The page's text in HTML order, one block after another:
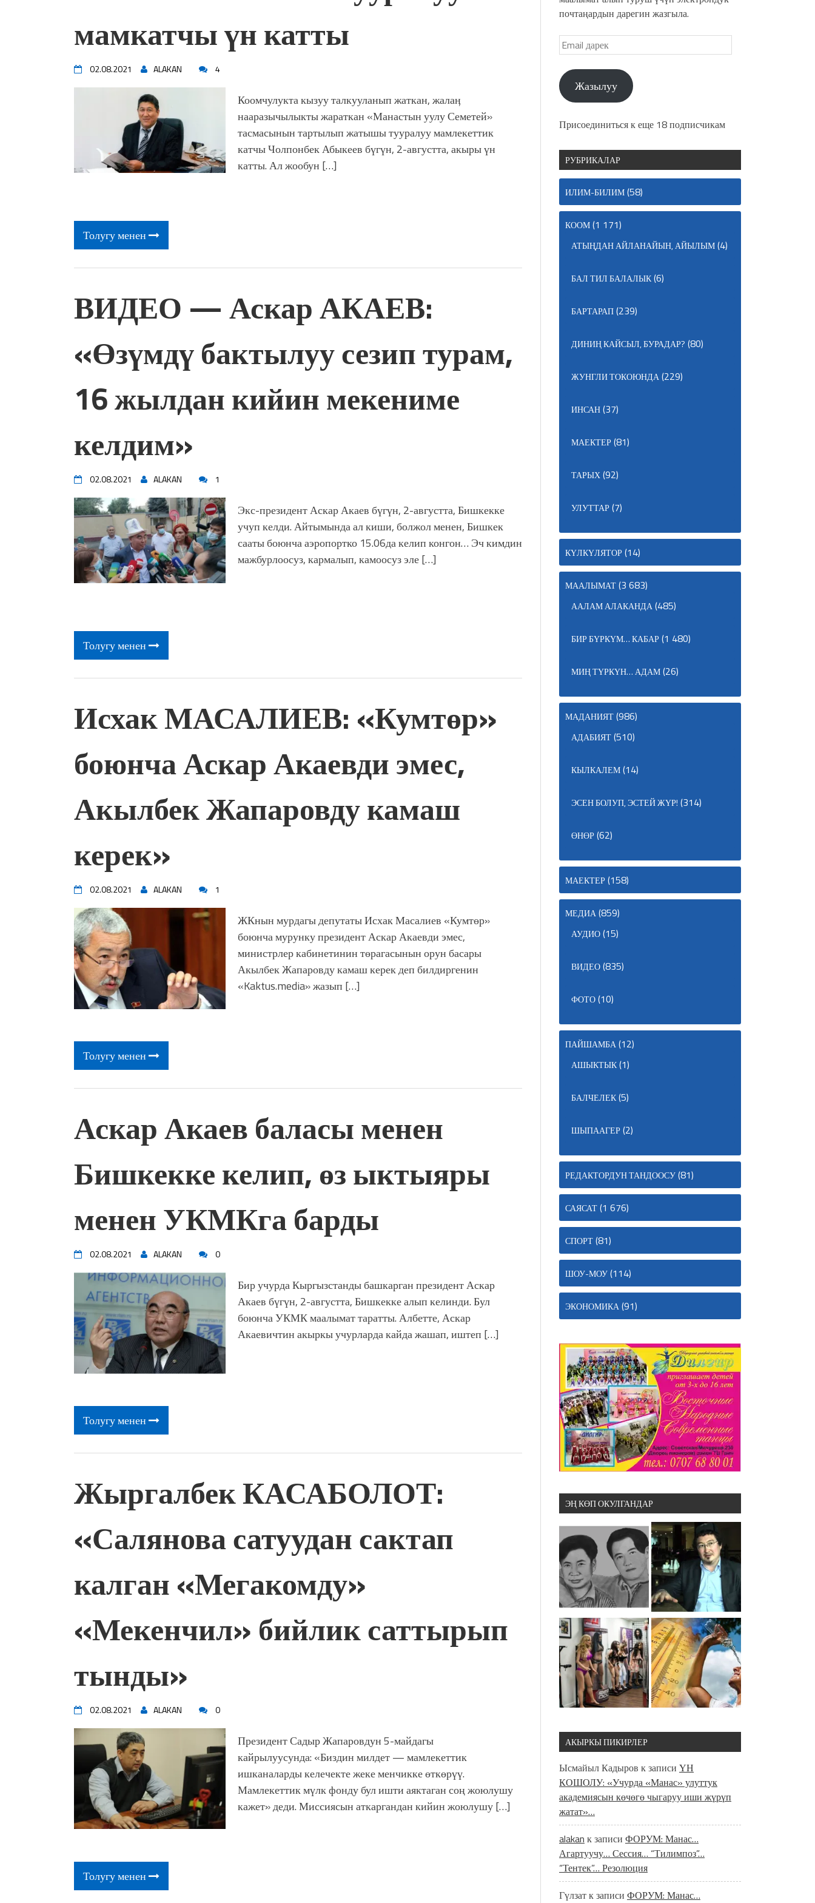
жоопкерчилик!"
үчүн, улуу көч уланышы үчүн журнал сөзсүз керек!”
“Китепкана түнγ-2026”: Психолог Мээрим Мураталиева
Латын арибиндеги “Чабуул”... “Ала-Тоо” журналынын
тарыхы жана редакторлору... (Тизме. Видео)
“КАРА КЕМПИР”: ҮМҮТТҮН ТҮБӨЛҮК СИМВОЛУ
Кыргызстандагы эң ири музыкалуу фонтанды көрүү үчүн
Royal Central Park'ка 30 миң адам чогулду
мамкатчы үн катты
02.08.2021 ALAKAN 4
Коомчулукта кызуу талкууланып жаткан, жалаӊ
нааразычылыкты жараткан «Манастын уулу Семетей»
тасмасынын тартылып жатышы тууралуу мамлекеттик
катчы Чолпонбек Абыкеев бүгүн, 2-августта, акыры үн
катты. Ал жообун […]
Толугу менен
ВИДЕО — Аскар АКАЕВ:
«Өзүмдү бактылуу сезип турам,
16 жылдан кийин мекениме
келдим»
02.08.2021 ALAKAN 1
Экс-президент Аскар Акаев бүгүн, 2-августта, Бишкекке
учуп келди. Айтымында ал киши, болжол менен, Бишкек
сааты боюнча аэропортко 15.06да келип конгон… Эч кимдин
мажбурлоосуз, кармалып, камоосуз эле […]
Толугу менен
Исхак МАСАЛИЕВ: «Кумтөр»
боюнча Аскар Акаевди эмес,
Акылбек Жапаровду камаш
керек»
02.08.2021 ALAKAN 1
ЖКнын мурдагы депутаты Исхак Масалиев «Кумтөр»
боюнча мурунку президент Аскар Акаевди эмес,
министрлер кабинетинин төрагасынын орун басары
Акылбек Жапаровду камаш керек деп билдиргенин
«Kaktus.media» жазып […]
Толугу менен
Аскар Акаев баласы менен
Бишкекке келип, өз ыктыяры
менен УКМКга барды
02.08.2021 ALAKAN 0
Бир учурда Кыргызстанды башкарган президент Аскар
Акаев бүгүн, 2-августта, Бишкекке алып келинди. Бул
боюнча УКМК маалымат таратты. Албетте, Аскар
Акаевичтин акыркы учурларда кайда жашап, иштеп […]
Толугу менен
Жыргалбек КАСАБОЛОТ:
«Салянова сатуудан сактап
калган «Мегакомду»
«Мекенчил» бийлик саттырып
тынды»
02.08.2021 ALAKAN 0
Президент Садыр Жапаровдун 5-майдагы
кайрылуусунда: «Биздин милдет — мамлекеттик
ишканаларды келечекте жеке менчикке өткөрүү.
Мамлекеттик мүлк фонду бул ишти аяктаган соң жоюлушу
кажет» деди. Миссиясын аткаргандан кийин жоюлушу […]
Толугу менен
почтаңардын дарегин жазгыла.
Жазылуу
Присоединиться к еще 18 подписчикам
РУБРИКАЛАР
ИЛИМ-БИЛИМ(58)
КООМ(1 171)
АТЫҢДАН АЙЛАНАЙЫН, АЙЫЛЫМ(4)
БАЛ ТИЛ БАЛАЛЫК(6)
БАРТАРАП(239)
ДИНИҢ КАЙСЫЛ, БУРАДАР? (80)
ЖУНГЛИ ТОКОЮНДА(229)
ИНСАН(37)
МАЕКТЕР(81)
ТАРЫХ(92)
УЛУТТАР(7)
КҮЛКҮЛЯТОР(14)
МААЛЫМАТ(3 683)
ААЛАМ АЛАКАНДА(485)
БИР БҮРКҮМ… КАБАР(1 480)
МИҢ ТҮРКҮН… АДАМ(26)
МАДАНИЯТ(986)
АДАБИЯТ(510)
КЫЛКАЛЕМ(14)
ЭСЕН БОЛУП, ЭСТЕЙ ЖҮР! (314)
ӨНӨР(62)
МАЕКТЕР(158)
МЕДИА(859)
АУДИО(15)
ВИДЕО(835)
ФОТО(10)
ПАЙШАМБА(12)
АШЫКТЫК(1)
БАЛЧЕЛЕК(5)
ШЫПААГЕР(2)
РЕДАКТОРДУН ТАНДООСУ(81)
САЯСАТ(1 676)
СПОРТ(81)
ШОУ-МОУ(114)
ЭКОНОМИКА(91)
ЭҢ КӨП ОКУЛГАНДАР
АКЫРКЫ ПИКИРЛЕР
Ысмайыл Кадыров к записи ҮН
КОШОЛУ: «Учурда «Манас» улуттук
академиясын көчөгө чыгаруу иши жүрүп
жатат»…
alakan к записи ФОРУМ: Манас…
Агартуучу… Сессия… “Тилимпоз”…
“Тентек”… Резолюция
Гүлзатк записи ФОРУМ: Манас…